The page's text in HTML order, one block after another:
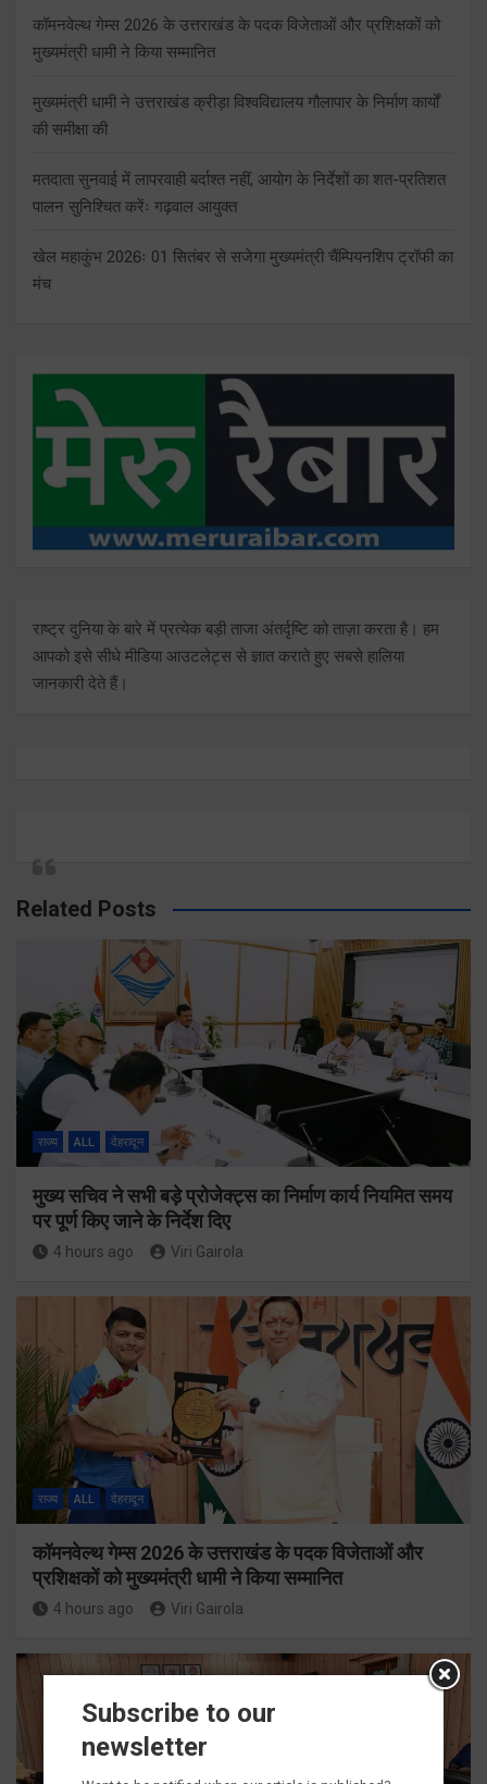
कॉमनवेल्थ गेम्स 2026 के उत्तराखंड के पदक विजेताओं और प्रशिक्षकों को
मुख्यमंत्री धामी ने किया सम्मानित
मुख्यमंत्री धामी ने उत्तराखंड क्रीड़ा विश्वविद्यालय गौलापार के निर्माण कार्यों
की समीक्षा की
मतदाता सुनवाई में लापरवाही बर्दाश्त नहीं, आयोग के निर्देशों का शत-प्रतिशत
पालन सुनिश्चित करेंः गढ़वाल आयुक्त
खेल महाकुंभ 2026ः 01 सितंबर से सजेगा मुख्यमंत्री चैंम्पियनशिप ट्रॉफी का
मंच
राष्ट्र दुनिया के बारे में प्रत्येक बड़ी ताजा अंतर्दृष्टि को ताज़ा करता है। हम
आपको इसे सीधे मीडिया आउटलेट्स से ज्ञात कराते हुए सबसे हालिया
जानकारी देते हैं।
Related Posts
राज्य ALL देहरादून
मुख्य सचिव ने सभी बड़े प्रोजेक्ट्स का निर्माण कार्य नियमित समय
पर पूर्ण किए जाने के निर्देश दिए
4 hours ago Viri Gairola
राज्य ALL देहरादून
कॉमनवेल्थ गेम्स 2026 के उत्तराखंड के पदक विजेताओं और
प्रशिक्षकों को मुख्यमंत्री धामी ने किया सम्मानित
4 hours ago Viri Gairola
Subscribe to our
newsletter